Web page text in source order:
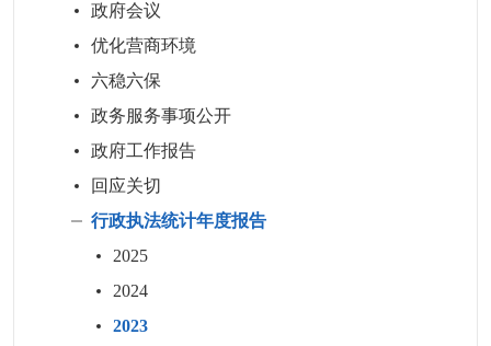
政府会议
优化营商环境
六稳六保
政务服务事项公开
政府工作报告
回应关切
行政执法统计年度报告
2025
2024
2023